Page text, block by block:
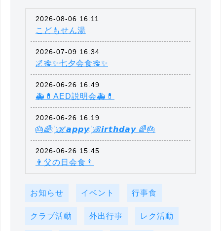
2026-08-06 16:11
こどもせん湯
2026-07-09 16:34
🌌🎋✨七夕会食🎋✨
2026-06-26 16:49
🚑💊AED説明会🚑💊
2026-06-26 16:19
🎂🌈 ҉ ℋ𝙖𝙥𝙥𝙮 ҉ ℬ𝙞𝙧𝙩𝙝𝙙𝙖𝙮 🌈🎂
2026-06-26 15:45
👨父の日会食👨
お知らせ イベント 行事食
クラブ活動 外出行事 レク活動